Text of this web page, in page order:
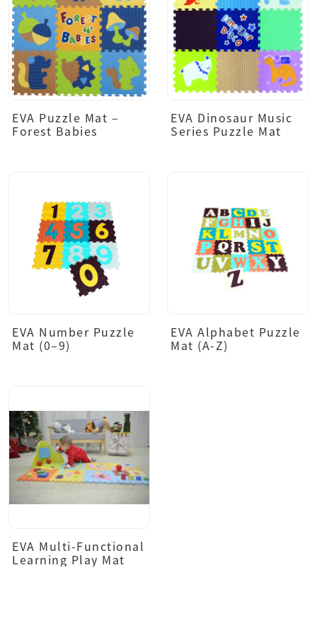
EVA Puzzle Mat –
Forest Babies
EVA Dinosaur Music
Series Puzzle Mat
EVA Number Puzzle
Mat (0–9)
EVA Alphabet Puzzle
Mat (A-Z)
EVA Multi-Functional
Learning Play Mat